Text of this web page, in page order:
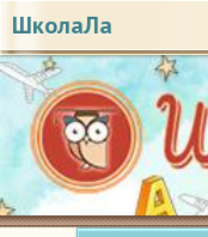
ШколаЛа